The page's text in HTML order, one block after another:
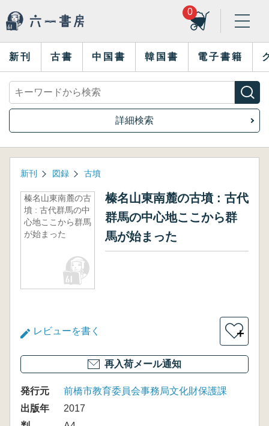
0
新刊 古書 中国書 韓国書 電子書籍
詳細検索
新刊 図録 古墳
榛名山東南麓の古
墳 : 古代群馬の中
心地ここから群馬
が始まった
榛名山東南麓の古墳 : 古代
群馬の中心地ここから群
馬が始まった
レビューを書く ＋
再入荷メール通知
発行元
前橋市教育委員会事務局文化財保護課
出版年
2017